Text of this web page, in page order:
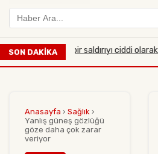
SON DAKİKA
çaplı bir saldırıyı ciddi olarak
Anasayfa › Sağlık ›
Yanlış güneş gözlüğü
göze daha çok zarar
veriyor